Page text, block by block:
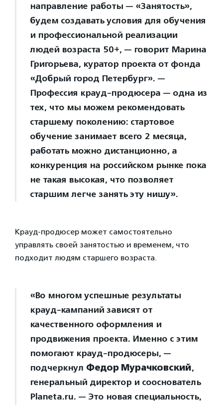
направление работы — «Занятость»,
будем создавать условия для обучения
и профессиональной реализации
людей возраста 50+, — говорит Марина
Григорьева, куратор проекта от фонда
«Добрый город Петербург». —
Профессия крауд-продюсера — одна из
тех, что мы можем рекомендовать
старшему поколению: стартовое
обучение занимает всего 2 месяца,
работать можно дистанционно, а
конкуренция на российском рынке пока
не такая высокая, что позволяет
старшим легче занять эту нишу».
Крауд-продюсер может самостоятельно
управлять своей занятостью и временем, что
подходит людям старшего возраста.
«Во многом успешные результаты
крауд-кампаний зависят от
качественного оформления и
продвижения проекта. Именно с этим
помогают крауд-продюсеры, —
подчеркнул Федор Мурачковский,
генеральный директор и сооснователь
Planeta.ru. — Это новая специальность,